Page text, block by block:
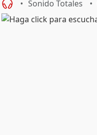
Sonido Totales